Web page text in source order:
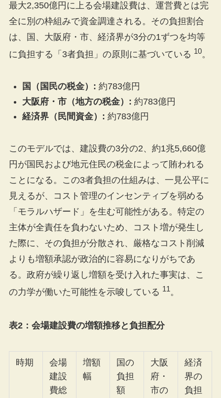
最大2,350億円に上る会場建設費は、運営費とは完
全に別の枠組みで資金調達される。その負担割合
は、国、大阪府・市、経済界が3分の1ずつを均等
に負担する「3者負担」の原則に基づいている 10。
国（国民の税金）: 約783億円
大阪府・市（地方の税金）: 約783億円
経済界（民間資金）: 約783億円
このモデルでは、建設費の3分の2、約1兆5,660億
円が国民および地元住民の税金によって賄われる
ことになる。この3者負担の仕組みは、一見公平に
見えるが、コスト管理のインセンティブを弱める
「モラルハザード」を生む可能性がある。特定の
主体が全責任を負わないため、コスト増が発生し
た際に、その負担が分散され、厳格なコスト削減
よりも増額承認が政治的に容易になりがちであ
る。政府が繰り返し増額を受け入れた事実は、こ
の力学が働いた可能性を示唆している 11。
表2：会場建設費の増額推移と負担配分
時期
会場
建設
費総
増額
幅
国の
負担
額
大阪
府・
市の
経済
界の
負担